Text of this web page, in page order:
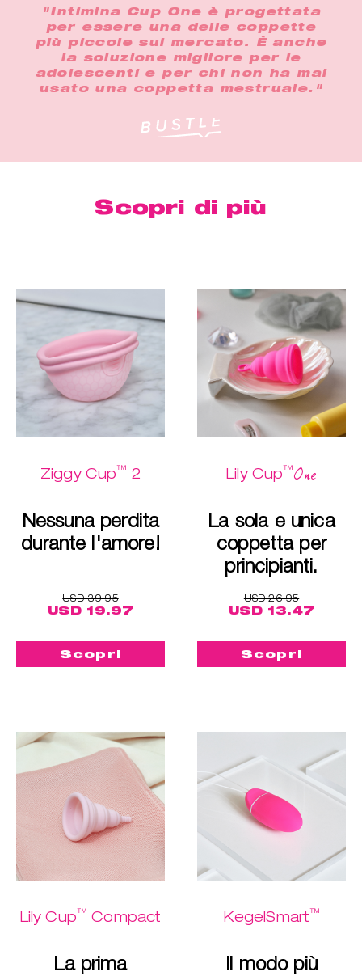
"Intimina Cup One è progettata
per essere una delle coppette
più piccole sul mercato. È anche
la soluzione migliore per le
adolescenti e per chi non ha mai
usato una coppetta mestruale."
Scopri di più
Ziggy Cup™ 2
Nessuna perdita
durante l'amore!
USD 39.95
USD 19.97
Scopri
Lily Cup™One
La sola e unica
coppetta per
principianti.
USD 26.95
USD 13.47
Scopri
Lily Cup™ Compact
La prima
KegelSmart™
Il modo più